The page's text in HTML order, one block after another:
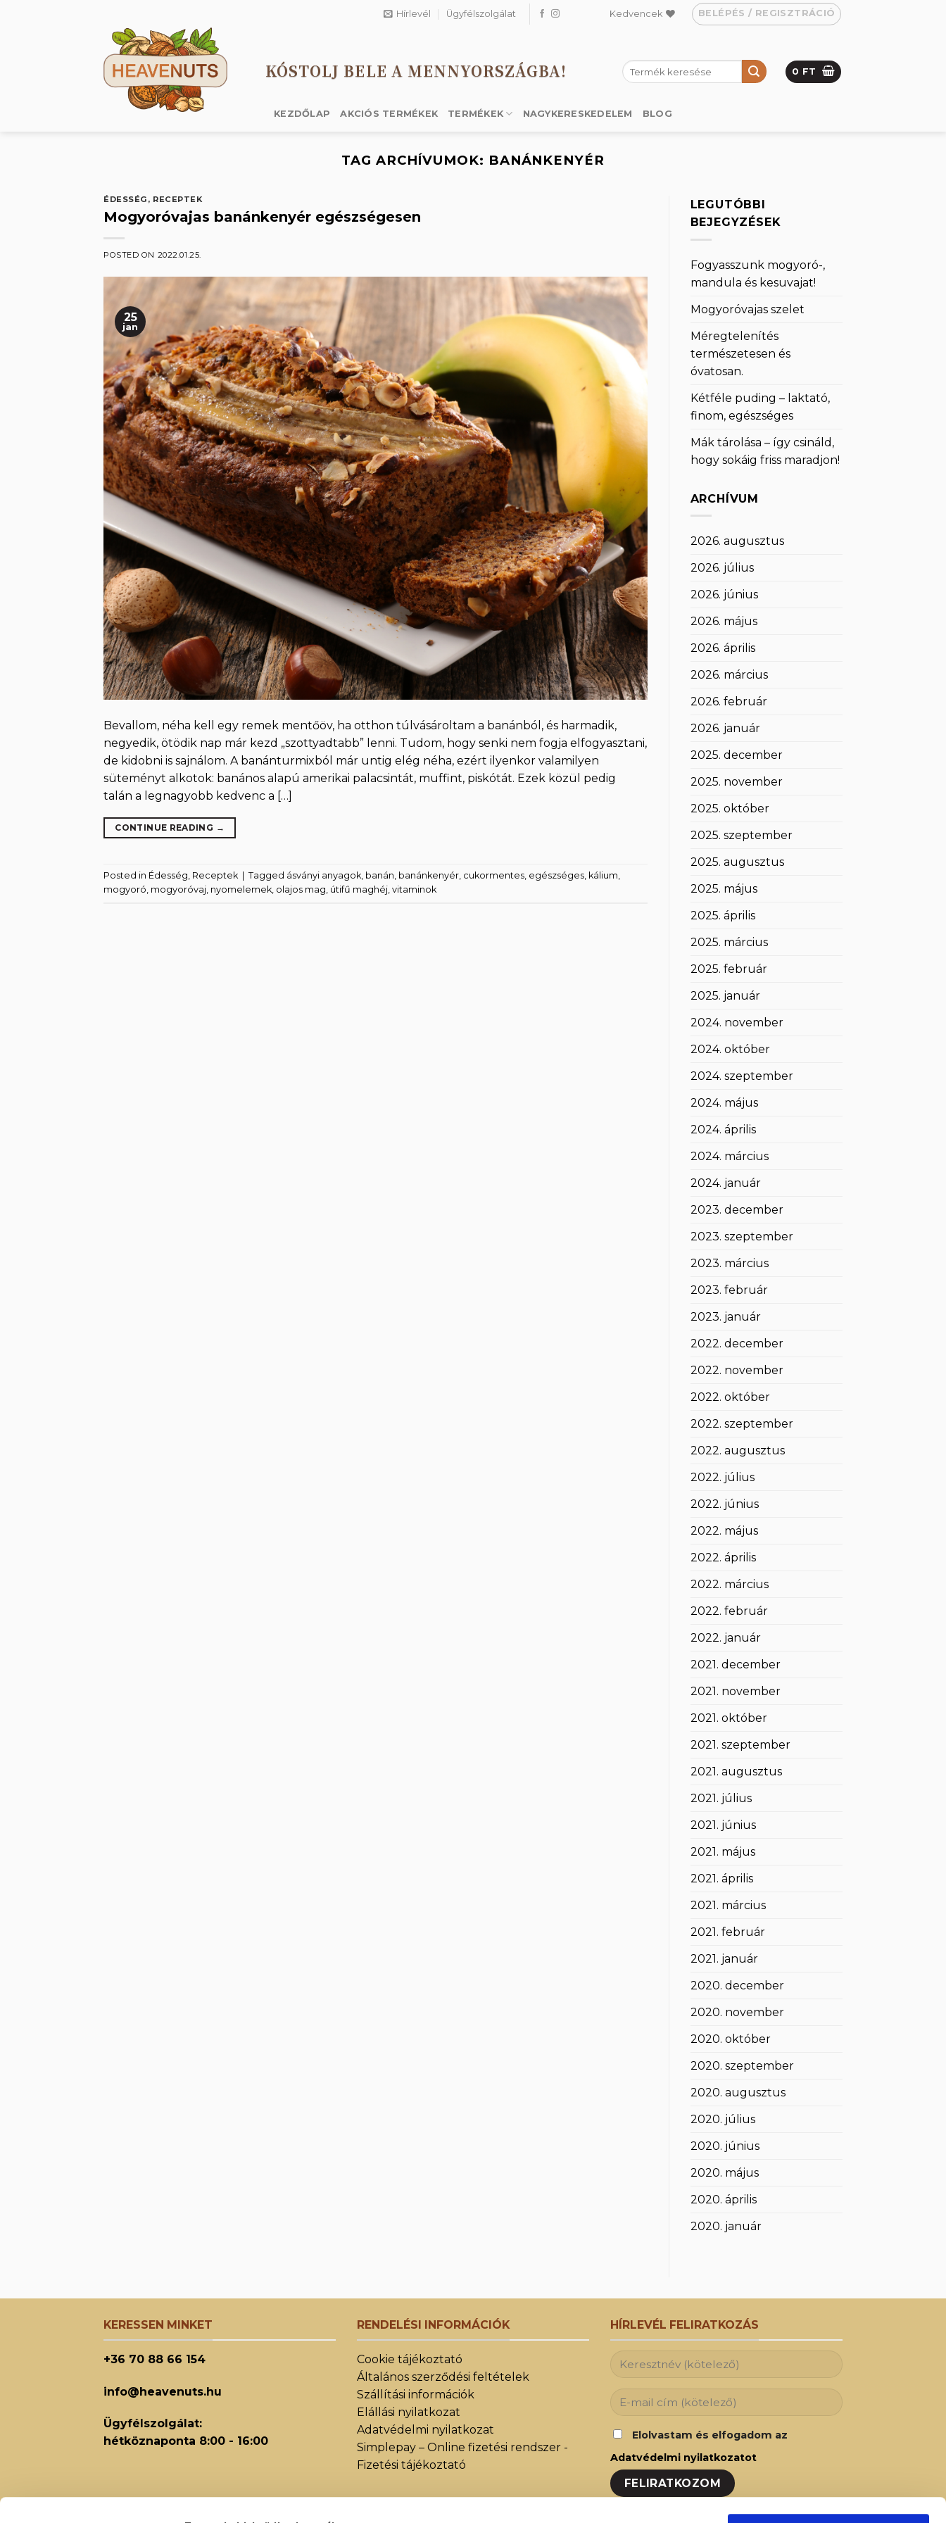
Hírlevél Ügyfélszolgálat Kedvencek BELÉPÉS / REGISZTRÁCIÓ
KÓSTOLJ BELE A MENNYORSZÁGBA!
Keresés
a
0 FT
KEZDŐLAP AKCIÓS TERMÉKEK TERMÉKEK NAGYKERESKEDELEM BLOG
TAG ARCHÍVUMOK: BANÁNKENYÉR
ÉDESSÉG , RECEPTEK
Mogyoróvajas banánkenyér egészségesen
POSTED ON 2022.01.25.
25
jan
Bevallom, néha kell egy remek mentőöv, ha otthon túlvásároltam a banánból, és harmadik,
negyedik, ötödik nap már kezd „szottyadtabb” lenni. Tudom, hogy senki nem fogja elfogyasztani,
de kidobni is sajnálom. A banánturmixból már untig elég néha, ezért ilyenkor valamilyen
süteményt alkotok: banános alapú amerikai palacsintát, muffint, piskótát. Ezek közül pedig
talán a legnagyobb kedvenc a […]
CONTINUE READING →
Posted in Édesség, Receptek Tagged ásványi anyagok, banán, banánkenyér, cukormentes, egészséges, kálium,
mogyoró, mogyoróvaj, nyomelemek, olajos mag, útifű maghéj, vitaminok
LEGUTÓBBI
BEJEGYZÉSEK
Fogyasszunk mogyoró-,
mandula és kesuvajat!
Mogyoróvajas szelet
Méregtelenítés
természetesen és
óvatosan.
Kétféle puding – laktató,
finom, egészséges
Mák tárolása – így csináld,
hogy sokáig friss maradjon!
ARCHÍVUM
2026. augusztus
2026. július
2026. június
2026. május
2026. április
2026. március
2026. február
2026. január
2025. december
2025. november
2025. október
2025. szeptember
2025. augusztus
2025. május
2025. április
2025. március
2025. február
2025. január
2024. november
2024. október
2024. szeptember
2024. május
2024. április
2024. március
2024. január
2023. december
2023. szeptember
2023. március
2023. február
2023. január
2022. december
2022. november
2022. október
2022. szeptember
2022. augusztus
2022. július
2022. június
2022. május
2022. április
2022. március
2022. február
2022. január
2021. december
2021. november
2021. október
2021. szeptember
2021. augusztus
2021. július
2021. június
2021. május
2021. április
2021. március
2021. február
2021. január
2020. december
2020. november
2020. október
2020. szeptember
2020. augusztus
2020. július
2020. június
2020. május
2020. április
2020. január
KERESSEN MINKET
+36 70 88 66 154
info@heavenuts.hu
Ügyfélszolgálat:
hétköznaponta 8:00 - 16:00
RENDELÉSI INFORMÁCIÓK
Cookie tájékoztató
Általános szerződési feltételek
Szállítási információk
Elállási nyilatkozat
Adatvédelmi nyilatkozat
Simplepay – Online fizetési rendszer -
Fizetési tájékoztató
HÍRLEVÉL FELIRATKOZÁS
Elolvastam és elfogadom az
Adatvédelmi nyilatkozatot